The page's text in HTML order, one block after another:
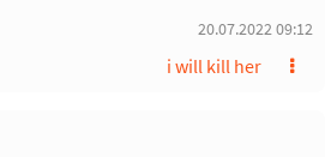
20.07.2022 09:12
i will kill her